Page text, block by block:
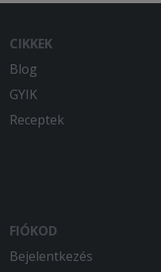
CIKKEK
Blog
GYIK
Receptek
FIÓKOD
Bejelentkezés